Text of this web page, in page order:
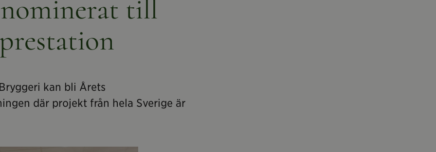
till
kan bli Årets
där projekt från hela Sverige är